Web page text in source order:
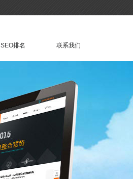
SEO排名 联系我们